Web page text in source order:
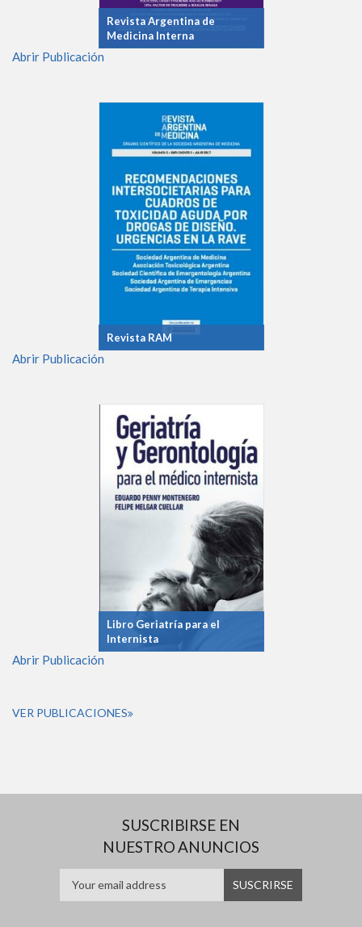
Revista Argentina de
Medicina Interna
Abrir Publicación
Revista RAM
Abrir Publicación
Libro Geriatría para el
Internista
Abrir Publicación
VER PUBLICACIONES
SUSCRIBIRSE EN
NUESTRO ANUNCIOS